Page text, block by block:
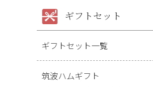
ギフトセット
ギフトセット一覧
筑波ハムギフト